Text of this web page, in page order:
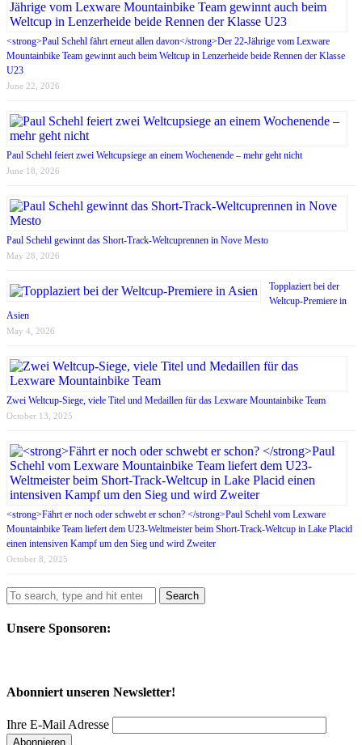
<strong>Paul Schehl fährt erneut allen davon</strong>Der 22-Jährige vom Lexware
Mountainbike Team gewinnt auch beim Weltcup in Lenzerheide beide Rennen der Klasse
U23
June 22, 2026
Paul Schehl feiert zwei Weltcupsiege an einem Wochenende – mehr geht nicht
June 18, 2026
Paul Schehl gewinnt das Short-Track-Weltcuprennen in Nove Mesto
May 28, 2026
Topplaziert bei der
Weltcup-Premiere in
Asien
May 4, 2026
Zwei Weltcup-Siege, viele Titel und Medaillen für das Lexware Mountainbike Team
October 13, 2025
<strong>Fährt er noch oder schwebt er schon? </strong>Paul Schehl vom Lexware
Mountainbike Team liefert dem U23-Weltmeister beim Short-Track-Weltcup in Lake Placid
einen intensiven Kampf um den Sieg und wird Zweiter
October 8, 2025
Search
Unsere Sponsoren:
Abonniert unseren Newsletter!
Ihre E-Mail Adresse